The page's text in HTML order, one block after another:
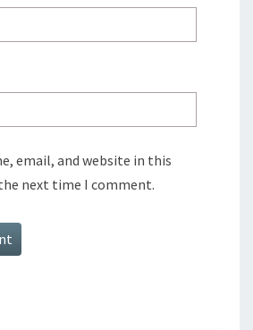
email, and website in this
next time I comment.